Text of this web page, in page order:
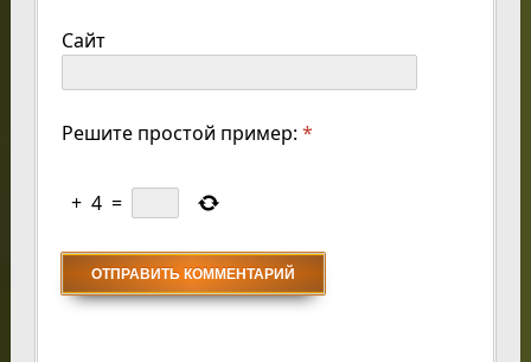
Сайт
Решите простой пример: *
+ 4 =